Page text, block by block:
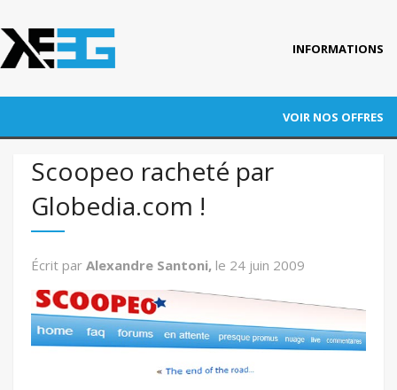
INFORMATIONS
Nos références
Blog
Contact
VOIR NOS OFFRES
RÉFÉRENCEMENT
ADWORDS
AUDITS
FORMATION
AUTRES PRESTATIONS
Scoopeo racheté par
Globedia.com !
Écrit par Alexandre Santoni, le 24 juin 2009